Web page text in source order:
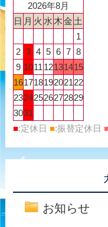
2026年8月
日 月 火 水 木金 土
1
2 3 4 5 6 7 8
9 1011 12131415
16171819202122
23242526272829
3031
■:定休日 ■:振替定休日
お知らせ